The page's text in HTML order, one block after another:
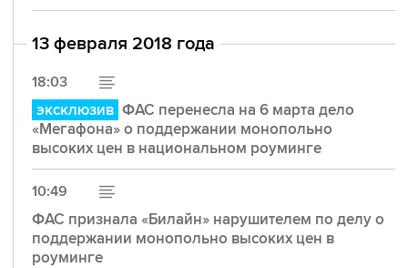
13 февраля 2018 года
18:03
эксклюзив ФАС перенесла на 6 марта дело
«Мегафона» о поддержании монопольно
высоких цен в национальном роуминге
10:49
ФАС признала «Билайн» нарушителем по делу о
поддержании монопольно высоких цен в
роуминге